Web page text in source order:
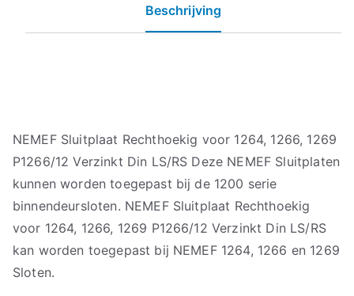
Beschrijving
NEMEF Sluitplaat Rechthoekig voor 1264, 1266, 1269
P1266/12 Verzinkt Din LS/RS Deze NEMEF Sluitplaten
kunnen worden toegepast bij de 1200 serie
binnendeursloten. NEMEF Sluitplaat Rechthoekig
voor 1264, 1266, 1269 P1266/12 Verzinkt Din LS/RS
kan worden toegepast bij NEMEF 1264, 1266 en 1269
Sloten.